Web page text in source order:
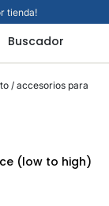
tienda!
Buscador
/ accesorios para
(low to high)